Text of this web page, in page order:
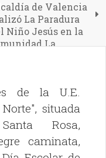
de Valencia
La Paradura
Niño Jesús en la
La
de la U.E.
situada
Rosa,
caminata,